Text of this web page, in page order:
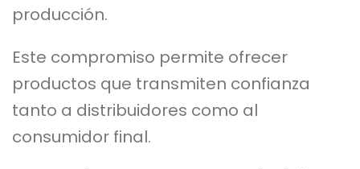
producción.
Este compromiso permite ofrecer
productos que transmiten confianza
tanto a distribuidores como al
consumidor final.